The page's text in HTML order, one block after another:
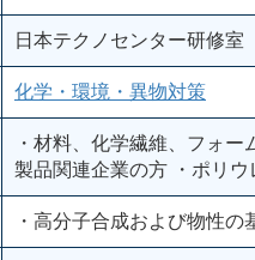
日本テクノセンター研修室
化学・環境・異物対策
・材料、化学繊維、フォ
製品関連企業の方 ・ポリウ
・高分子合成および物性